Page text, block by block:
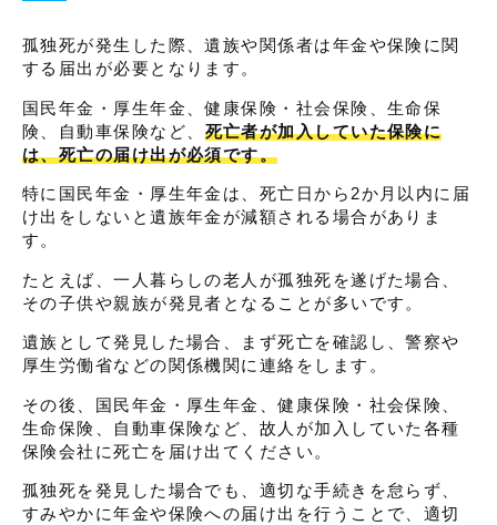
孤独死が発生した際、遺族や関係者は年金や保険に関
する届出が必要となります。
国民年金・厚生年金、健康保険・社会保険、生命保
険、自動車保険など、 死亡者が加入していた保険に
は、死亡の届け出が必須です。
特に国民年金・厚生年金は、死亡日から2か月以内に届
け出をしないと遺族年金が減額される場合がありま
す。
たとえば、一人暮らしの老人が孤独死を遂げた場合、
その子供や親族が発見者となることが多いです。
遺族として発見した場合、まず死亡を確認し、警察や
厚生労働省などの関係機関に連絡をします。
その後、国民年金・厚生年金、健康保険・社会保険、
生命保険、自動車保険など、故人が加入していた各種
保険会社に死亡を届け出てください。
孤独死を発見した場合でも、適切な手続きを怠らず、
すみやかに年金や保険への届け出を行うことで、適切